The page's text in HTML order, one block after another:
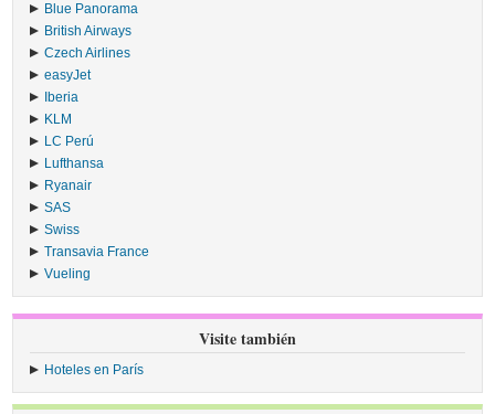
Blue Panorama
British Airways
Czech Airlines
easyJet
Iberia
KLM
LC Perú
Lufthansa
Ryanair
SAS
Swiss
Transavia France
Vueling
Visite también
Hoteles en París